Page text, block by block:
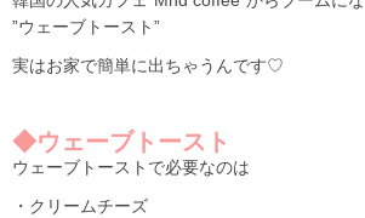
”ウェーブトースト”
実はお家で簡単に出ちゃうんです♡
◆ウェーブトースト
ウェーブトーストで必要なのは
・クリームチーズ